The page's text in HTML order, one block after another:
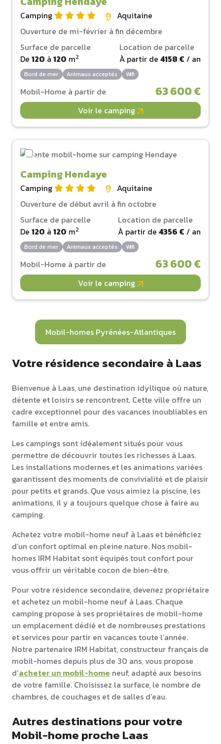
Camping
Aquitaine
Ouverture de mi-février à fin décembre
Surface de parcelle
De 120 à 120 m2
Location de parcelle
À partir de 4158 € / an
Bord de mer Animaux acceptés Wifi
Mobil-Home à partir de 63 600 €
Voir le camping
Camping Hendaye
Camping
Aquitaine
Ouverture de début avril à fin octobre
Surface de parcelle
De 120 à 120 m2
Location de parcelle
À partir de 4356 € / an
Bord de mer Animaux acceptés Wifi
Mobil-Home à partir de 63 600 €
Voir le camping
Mobil-homes Pyrénées-Atlantiques
Votre résidence secondaire à Laas
Bienvenue à Laas, une destination idyllique où nature,
détente et loisirs se rencontrent. Cette ville offre un
cadre exceptionnel pour des vacances inoubliables en
famille et entre amis.
Les campings sont idéalement situés pour vous
permettre de découvrir toutes les richesses à Laas.
Les installations modernes et les animations variées
garantissent des moments de convivialité et de plaisir
pour petits et grands. Que vous aimiez la piscine, les
animations, il y a toujours quelque chose à faire au
camping.
Achetez votre mobil-home neuf à Laas et bénéficiez
d’un confort optimal en pleine nature. Nos mobil-
homes IRM Habitat sont équipés tout confort pour
vous offrir un véritable cocon de bien-être.
Pour votre résidence secondaire, devenez propriétaire
et achetez un mobil-home neuf à Laas. Chaque
camping propose à ses propriétaires de mobil-home
un emplacement dédié et de nombreuses prestations
et services pour partir en vacances toute l’année.
Notre partenaire IRM Habitat, constructeur français de
mobil-homes depuis plus de 30 ans, vous propose
d’acheter un mobil-home neuf, adapté aux besoins
de votre famille. Choisissez la surface, le nombre de
chambres, de couchages et de salles d’eau.
Autres destinations pour votre
Mobil-home proche Laas